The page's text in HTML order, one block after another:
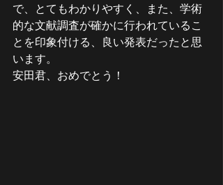
で、とてもわかりやすく、また、学術
的な文献調査が確かに行われているこ
とを印象付ける、良い発表だったと思
います。
安田君、おめでとう！